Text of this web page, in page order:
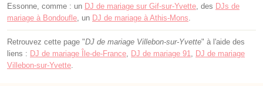
Essonne, comme : un DJ de mariage sur Gif-sur-Yvette , des DJs de
mariage à Bondoufle , un DJ de mariage à Athis-Mons
Retrouvez cette page "DJ de mariage Villebon-sur-Yvette" à l'aide des
liens : DJ de mariage Île-de-France DJ de mariage 91
DJ de mariage
Villebon-sur-Yvette